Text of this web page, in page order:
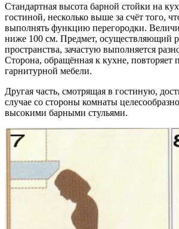
Стандартная высота барной стойки на
гостиной, несколько выше за счёт того,
выполнять функцию перегородки.
ниже 100 см. Предмет, осуществляющий
пространства, зачастую выполняется
Сторона, обращённая к кухне, повторяет
гарнитурной мебели.
Другая часть, смотрящая в гостиную,
случае со стороны комнаты
высокими барными стульями.